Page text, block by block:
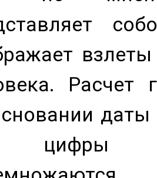
Расчет
цифры